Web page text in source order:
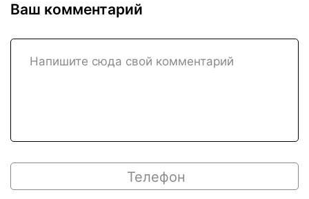
Ваш комментарий